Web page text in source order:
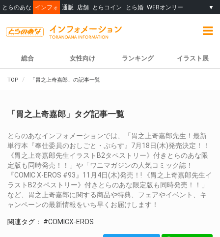
とらのあな インフォ 通販 店舗 とらコイン とら婚 WEBオンリー ▼
総合 女性向け ランキング イラスト展
TOP 「胃之上奇嘉郎」の記事一覧
「胃之上奇嘉郎」タグ記事一覧
とらのあなインフォメーションでは、「胃之上奇嘉郎先生！最新
単行本『奉仕委員のおしごと・ぷらす』7月18日(木)発売決定！！
《胃之上奇嘉郎先生イラストB2タペストリー》付きとらのあな限
定版も同時発売！！」や「ワニマガジンの人気コミック誌！
『COMIC X-EROS #93』11月4日(木)発売！! 《胃之上奇嘉郎先生イ
ラストB2タペストリー》付きとらのあな限定版も同時発売！！」
など、胃之上奇嘉郎に関する商品や特典、フェアやイベント、キ
ャンペーンの最新情報をいち早くお届けします！
関連タグ： #COMICX-EROS